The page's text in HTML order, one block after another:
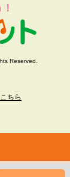
Reserved.
ちら